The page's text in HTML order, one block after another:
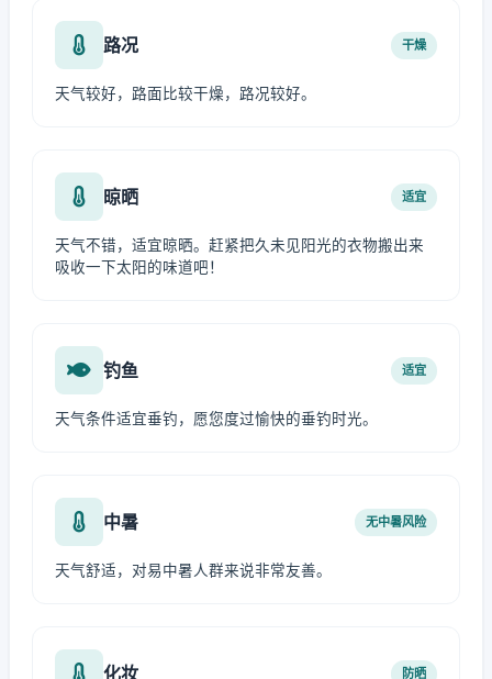
路况 干燥
天气较好，路面比较干燥，路况较好。
晾晒 适宜
天气不错，适宜晾晒。赶紧把久未见阳光的衣物搬出来
吸收一下太阳的味道吧！
钓鱼 适宜
天气条件适宜垂钓，愿您度过愉快的垂钓时光。
中暑 无中暑风险
天气舒适，对易中暑人群来说非常友善。
化妆 防晒